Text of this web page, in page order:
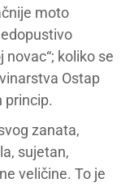
moto
koliko se
Ostap
princip.
zanata,
sujetan,
veličine. To je